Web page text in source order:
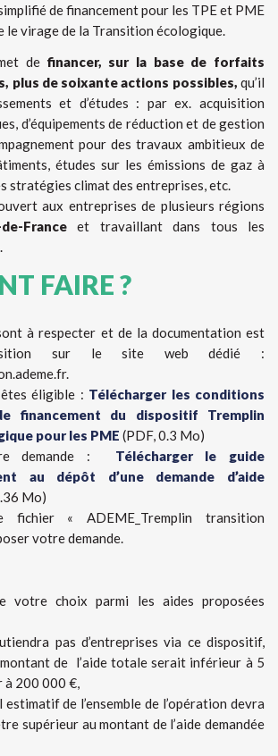
de financement pour les TPE et PME
le virage de la Transition écologique.
de financer, sur la base de forfaits
plus de soixante actions possibles, qu’il
et d’études : par ex. acquisition
d’équipements de réduction et de gestion
pour des travaux ambitieux de
études sur les émissions de gaz à
stratégies climat des entreprises, etc.
aux entreprises de plusieurs régions
Franceet travaillant dans tous les
FAIRE ?
à respecter et de la documentation est
sur le site web dédié :
éligible : Télécharger les conditions
financement du dispositif Tremplin
pour les PME (PDF, 0.3 Mo)
demande : Télécharger le guide
au dépôt d’une demande d’aide
Mo)
fichier « ADEME_Tremplin transition
votre demande.
votre choix parmi les aides proposées
pas d’entreprises via ce dispositif,
de l’aide totale serait inférieur à 5
à 200 000 €,
de l’ensemble de l’opération devra
supérieur au montant de l’aide demandée